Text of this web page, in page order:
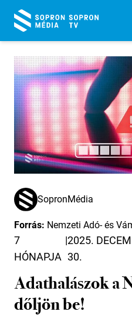
SopronMédia
Forrás: Nemzeti Adó- és
7
HÓNAPJA
|2025.
30.
Adathalászok a
dőljön be!